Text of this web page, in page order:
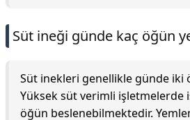
Süt ineği günde kaç öğün
Süt inekleri genellikle günde iki
Yüksek süt verimli işletmelerde
öğün beslenebilmektedir.